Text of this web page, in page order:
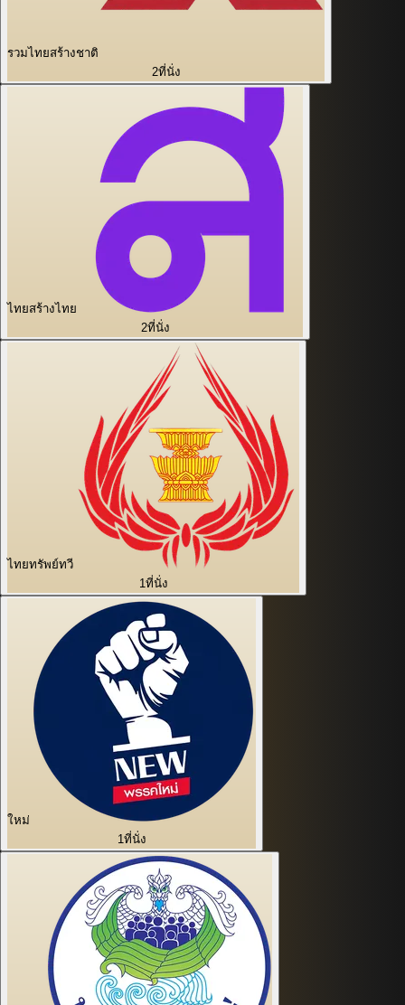
รวมไทยสร้างชาติ
2ที่นั่ง
ไทยสร้างไทย
2ที่นั่ง
ไทยทรัพย์ทวี
1ที่นั่ง
ใหม่
1ที่นั่ง